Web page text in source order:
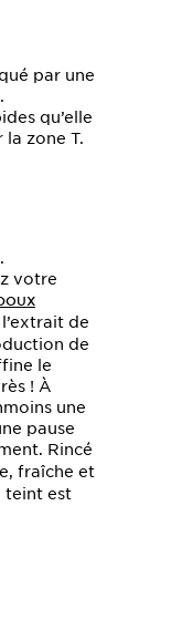
par une
qu’elle
la zone T.
votre
de
de
le
! À
une
pause
Rincé
fraîche et
teint est